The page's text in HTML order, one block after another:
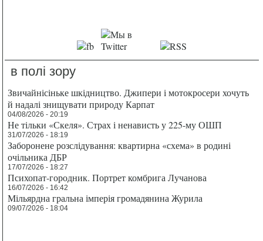
в полі зору
Звичайнісіньке шкідництво. Джипери і мотокросери хочуть
й надалі знищувати природу Карпат
04/08/2026 - 20:19
Не тільки «Скеля». Страх і ненависть у 225-му ОШП
31/07/2026 - 18:19
Заборонене розслідування: квартирна «схема» в родині
очільника ДБР
17/07/2026 - 18:27
Психопат-городник. Портрет комбрига Лучанова
16/07/2026 - 16:42
Мільярдна гральна імперія громадянина Журила
09/07/2026 - 18:04